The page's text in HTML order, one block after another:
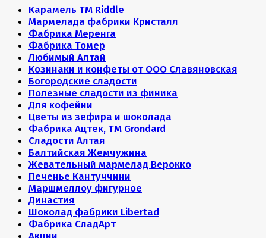
Карамель ТМ Riddle
Мармелада фабрики Кристалл
Фабрика Меренга
Фабрика Томер
Любимый Алтай
Козинаки и конфеты от ООО Славяновская
Богородские сладости
Полезные сладости из финика
Для кофейни
Цветы из зефира и шоколада
Фабрика Ацтек, ТМ Grondard
Сладости Алтая
Балтийская Жемчужина
Жевательный мармелад Верокко
Печенье Кантуччини
Маршмеллоу фигурное
Династия
Шоколад фабрики Libertad
Фабрика СладАрт
Акции